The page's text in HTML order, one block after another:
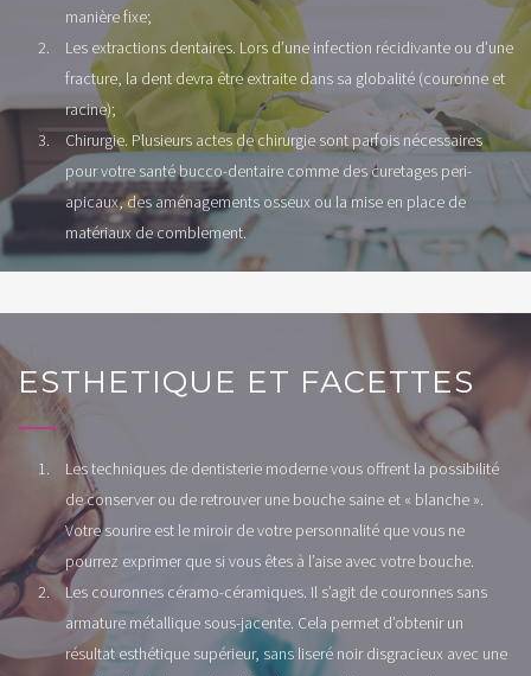
manière fixe;
Les extractions dentaires. Lors d’une infection récidivante ou d’une
fracture, la dent devra être extraite dans sa globalité (couronne et
racine);
Chirurgie. Plusieurs actes de chirurgie sont parfois nécessaires
pour votre santé bucco-dentaire comme des curetages peri-
apicaux, des aménagements osseux ou la mise en place de
matériaux de comblement.
ESTHETIQUE ET FACETTES
Les techniques de dentisterie moderne vous offrent la possibilité
de conserver ou de retrouver une bouche saine et « blanche ».
Votre sourire est le miroir de votre personnalité que vous ne
pourrez exprimer que si vous êtes à l’aise avec votre bouche.
Les couronnes céramo-céramiques. Il s’agit de couronnes sans
armature métallique sous-jacente. Cela permet d’obtenir un
résultat esthétique supérieur, sans liseré noir disgracieux avec une